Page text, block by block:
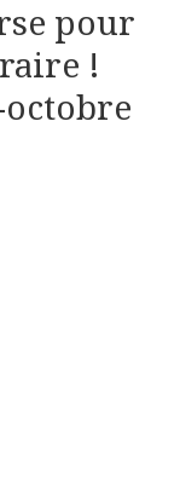
pour
!